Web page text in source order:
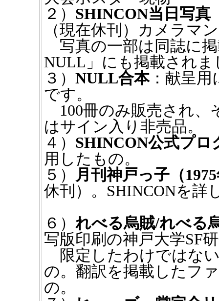
２） SHINCON当日写真
（現在休刊）カメラマ
写真の一部は同誌に
NULL」にも掲載され
３） NULL合本：献呈用
です。
100冊のみ販売され、
はサイン入り非売品。
４） SHINCON公式プロ
用したもの。
５）
月刊神戸っ子（
休刊）。SHINCONを詳
６） れべる烏賊/れべる
写版印刷の神戸大学SF
限定したわけではな
の。翻訳を掲載したフ
の。